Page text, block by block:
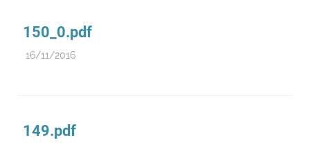
Taxas
Vigilância de dispositivos médicos
150_0.pdf
16/11/2016
149.pdf